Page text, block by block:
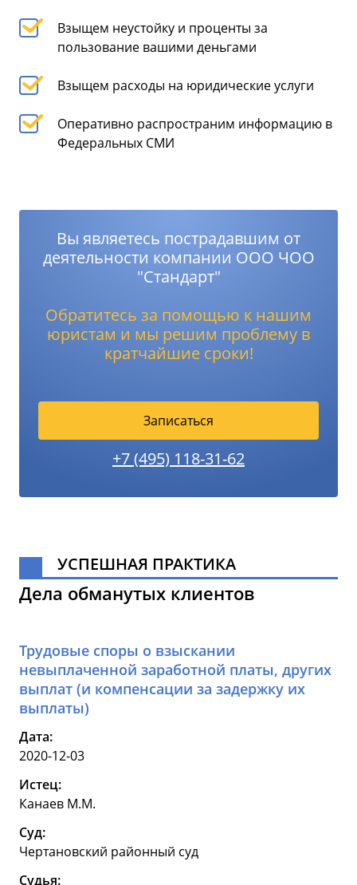
Взыщем неустойку и проценты за
пользование вашими деньгами
Взыщем расходы на юридические услуги
Оперативно распространим информацию в
Федеральных СМИ
Вы являетесь пострадавшим от
деятельности компании ООО ЧОО
"Стандарт"
Обратитесь за помощью к нашим
юристам и мы решим проблему в
кратчайшие сроки!
Записаться
+7 (495) 118-31-62
УСПЕШНАЯ ПРАКТИКА
Дела обманутых клиентов
Трудовые споры о взыскании
невыплаченной заработной платы, других
выплат (и компенсации за задержку их
выплаты)
Дата:
2020-12-03
Истец:
Канаев М.М.
Суд:
Чертановский районный суд
Судья: